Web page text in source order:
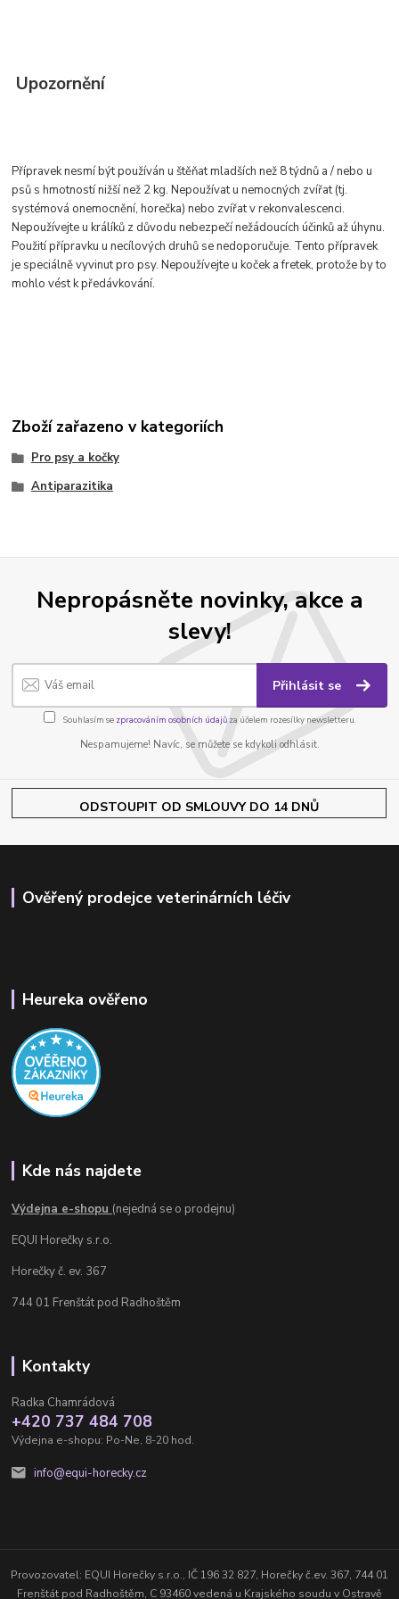
Upozornění
Přípravek nesmí být používán u štěňat mladších než 8 týdnů a / nebo u
psů s hmotností nižší než 2 kg. Nepoužívat u nemocných zvířat (tj.
systémová onemocnění, horečka) nebo zvířat v rekonvalescenci.
Nepoužívejte u králíků z důvodu nebezpečí nežádoucích účinků až úhynu.
Použití přípravku u necílových druhů se nedoporučuje. Tento přípravek
je speciálně vyvinut pro psy. Nepoužívejte u koček a fretek, protože by to
mohlo vést k předávkování.
Zboží zařazeno v kategoriích
Pro psy a kočky
Antiparazitika
Nepropásněte novinky, akce a
slevy!
Přihlásit se
Souhlasím se zpracováním osobních údajůza účelem rozesílky newsletteru.
Nespamujeme! Navíc, se můžete se kdykoli odhlásit.
ODSTOUPIT OD SMLOUVY DO 14 DNŮ
Ověřený prodejce veterinárních léčiv
Heureka ověřeno
Kde nás najdete
Výdejna e-shopu (nejedná se o prodejnu)
EQUI Horečky s.r.o.
Horečky č. ev. 367
744 01 Frenštát pod Radhoštěm
Kontakty
Radka Chamrádová
+420 737 484 708
Výdejna e-shopu: Po-Ne, 8-20 hod.
info@equi-horecky.cz
Provozovatel: EQUI Horečky s.r.o., IČ 196 32 827, Horečky č.ev. 367, 744 01
Frenštát pod Radhoštěm, C 93460 vedená u Krajského soudu v Ostravě